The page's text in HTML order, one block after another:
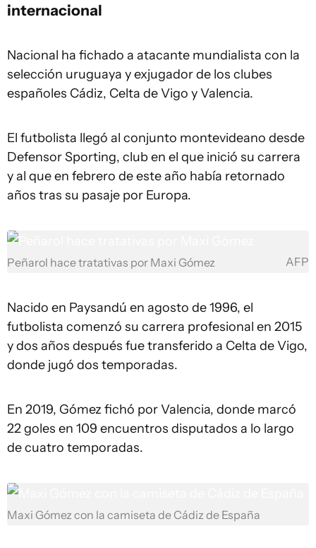
internacional
Nacional ha fichado a atacante mundialista con la
selección uruguaya y exjugador de los clubes
españoles Cádiz, Celta de Vigo y Valencia.
El futbolista llegó al conjunto montevideano desde
Defensor Sporting, club en el que inició su carrera
y al que en febrero de este año había retornado
años tras su pasaje por Europa.
Peñarol hace tratativas por Maxi Gómez AFP
Nacido en Paysandú en agosto de 1996, el
futbolista comenzó su carrera profesional en 2015
y dos años después fue transferido a Celta de Vigo,
donde jugó dos temporadas.
En 2019, Gómez fichó por Valencia, donde marcó
22 goles en 109 encuentros disputados a lo largo
de cuatro temporadas.
Maxi Gómez con la camiseta de Cádiz de España